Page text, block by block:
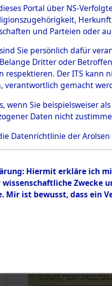
von
Toter aus
Ort ihrer
0001
Portal über NS-
und Parteien oder
Sie persönlich dafür
Dritter oder
respektieren. Der ITS
verantwortlich gemacht
wenn Sie beispielsweiser
Daten nicht
Datenrichtlinie der Arolsen
Hiermit erkläre ich
Zwecke
Mir ist bewusst, dass ein